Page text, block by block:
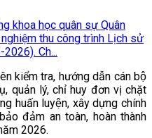
khoa học quân sự Quân
thu công trình Lịch sử
Ch...
kiểm tra, hướng dẫn cán bộ
quản lý, chỉ huy đơn vị chặt
huấn luyện, xây dựng chính
đảm an toàn, hoàn thành
2026.